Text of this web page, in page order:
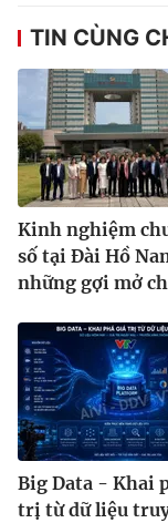
TIN CÙNG
Kinh nghiệm
số tại Đài Hồ
những gợi mở
Big Data - Khai
trị từ dữ liệu